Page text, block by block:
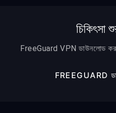
FreeGuard VPN ডাউনলোড করুন
FREEGUARD